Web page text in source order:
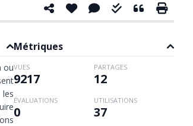
ou
Métriques
VUES
9217
PARTAGES
12
ÉVALUATIONS
0
UTILISATIONS
37